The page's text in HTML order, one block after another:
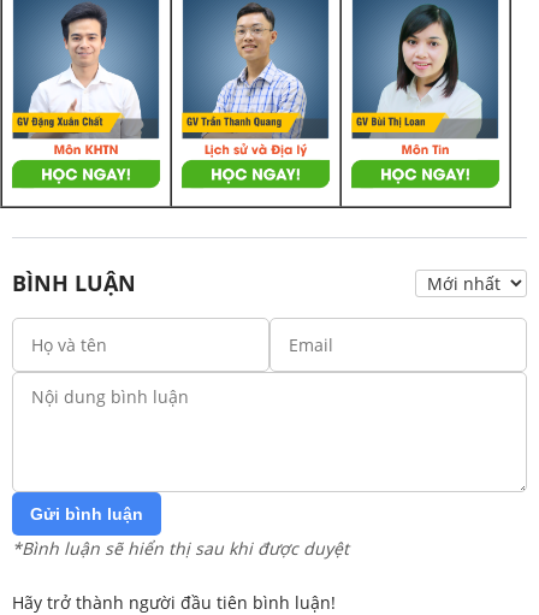
BÌNH LUẬN
Gửi bình luận
*Bình luận sẽ hiển thị sau khi được duyệt
Hãy trở thành người đầu tiên bình luận!